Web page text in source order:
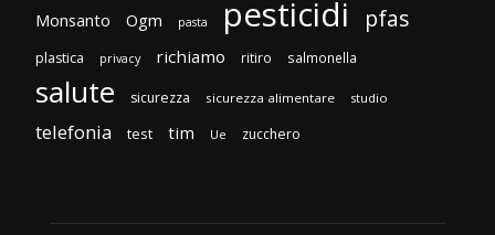
Monsanto Ogm pasta pesticidi pfas
plastica privacy richiamo ritiro salmonella
salute sicurezza sicurezza alimentare studio
telefonia test tim Ue zucchero